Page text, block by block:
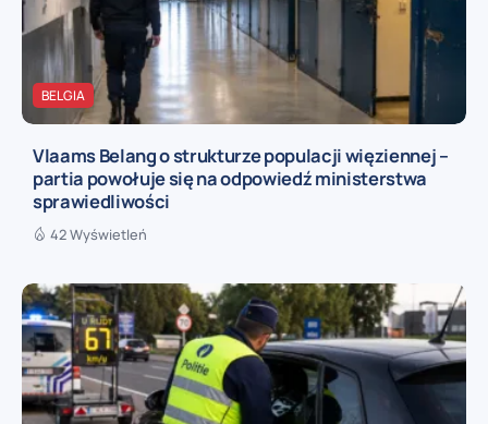
BELGIA
Vlaams Belang o strukturze populacji więziennej –
partia powołuje się na odpowiedź ministerstwa
sprawiedliwości
42 Wyświetleń